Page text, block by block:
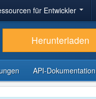
für Entwickler
Herunterladen
API-Dokumentation